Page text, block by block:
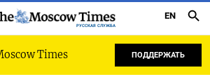
РУССКАЯ СЛУЖБА
EN
Times ПОДДЕРЖАТЬ